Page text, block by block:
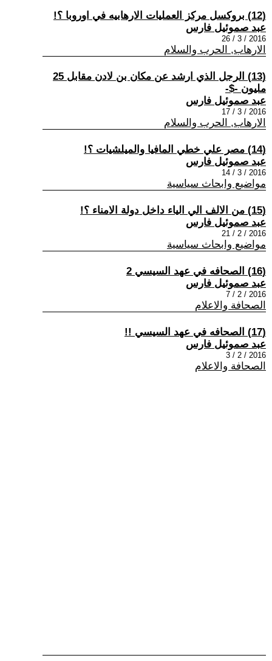
(12) بروكسل مركز العمليات الارهابيه في اوروبا ؟!
عبد صموئيل فارس
2016 / 3 / 26
الارهاب, الحرب والسلام
(13) الرجل الذي ارشد عن مكان بن لادن مقابل 25
مليون -$-
عبد صموئيل فارس
2016 / 3 / 17
الارهاب, الحرب والسلام
(14) مصر علي خطي المافيا والميلشيات ؟!
عبد صموئيل فارس
2016 / 3 / 14
مواضيع وابحاث سياسية
(15) من الالف الي الياء داخل دولة الامناء ؟!
عبد صموئيل فارس
2016 / 2 / 21
مواضيع وابحاث سياسية
(16) الصحافه في عهد السيسي 2
عبد صموئيل فارس
2016 / 2 / 7
الصحافة والاعلام
(17) الصحافه في عهد السيسي !!
عبد صموئيل فارس
2016 / 2 / 3
الصحافة والاعلام